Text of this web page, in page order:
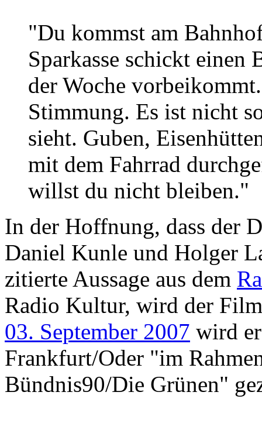
"Du kommst am
Sparkasse schickt einen
der Woche
Stimmung. Es ist nicht
sieht. Guben,
mit dem Fahrrad
willst du nicht bleiben."
In der Hoffnung, dass der
Daniel Kunle und Holger
zitierte Aussage aus dem
Radio Kultur, wird der
03. September 2007 wird
Frankfurt/Oder "im
Bündnis90/Die Grünen"